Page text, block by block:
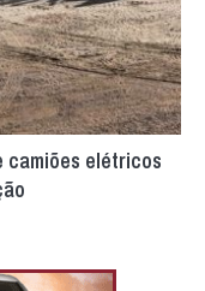
camiões elétricos